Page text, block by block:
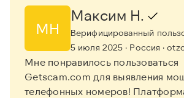
МН
Максим Н.
Верифицированный
5 июля 2025 · Россия ·
Мне понравилось пользоваться
Getscam.com для выявления
телефонных номеров!